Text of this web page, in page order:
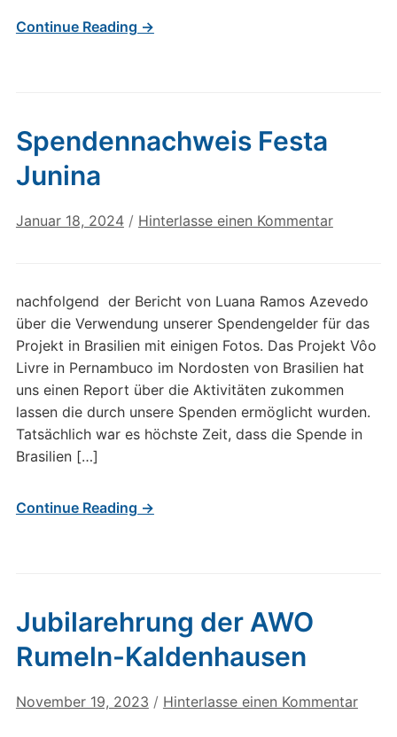
Continue Reading →
Spendennachweis Festa
Junina
Januar 18, 2024 / Hinterlasse einen Kommentar
nachfolgend der Bericht von Luana Ramos Azevedo
über die Verwendung unserer Spendengelder für das
Projekt in Brasilien mit einigen Fotos. Das Projekt Vôo
Livre in Pernambuco im Nordosten von Brasilien hat
uns einen Report über die Aktivitäten zukommen
lassen die durch unsere Spenden ermöglicht wurden.
Tatsächlich war es höchste Zeit, dass die Spende in
Brasilien […]
Continue Reading →
Jubilarehrung der AWO
Rumeln-Kaldenhausen
November 19, 2023 / Hinterlasse einen Kommentar